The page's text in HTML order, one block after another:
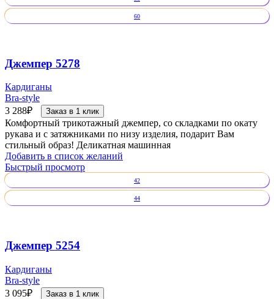
60
Джемпер 5278
Кардиганы
Bra-style
3 288₽ Заказ в 1 клик
Комфортный трикотажный джемпер, со складками по окату
рукава и с затяжниками по низу изделия, подарит Вам
стильный образ! Деликатная машинная
Добавить в список желаний
Быстрый просмотр
42
44
Джемпер 5254
Кардиганы
Bra-style
3 095₽ Заказ в 1 клик